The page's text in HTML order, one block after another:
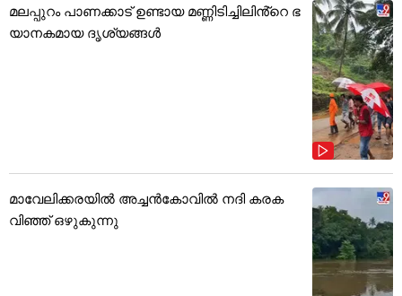
മലപ്പുറം പാണക്കാട് ഉണ്ടായ മണ്ണിടിച്ചിലിൻ്റെ ഭ
യാനകമായ ദൃശ്യങ്ങൾ
മാവേലിക്കരയിൽ അച്ചൻകോവിൽ നദി കരക
വിഞ്ഞ് ഒഴുകുന്നു